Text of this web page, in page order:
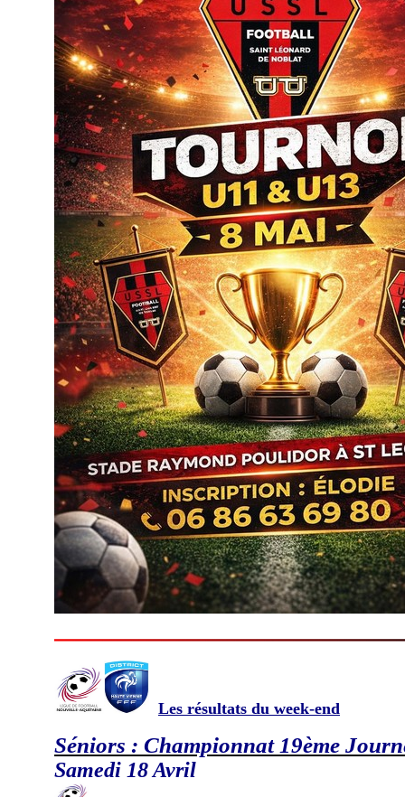
Les résultats du week-end
Séniors : Championnat 19ème
Samedi 18 Avril